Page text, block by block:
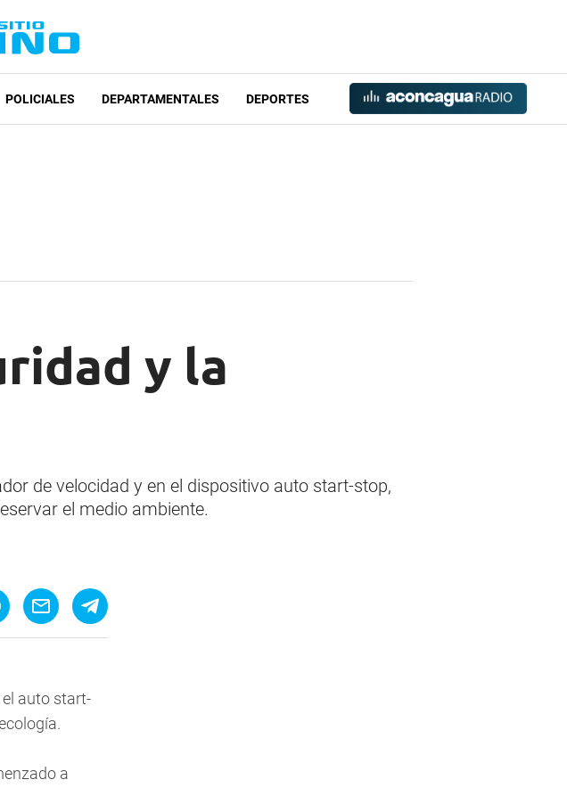
POLICIALES DEPARTAMENTALES DEPORTES
y la
de velocidad y en el dispositivo auto start-stop,
el medio ambiente.
auto start-
a